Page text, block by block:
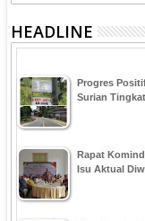
HEADLINE
Progres
Surian
Rapat
Isu Aktual